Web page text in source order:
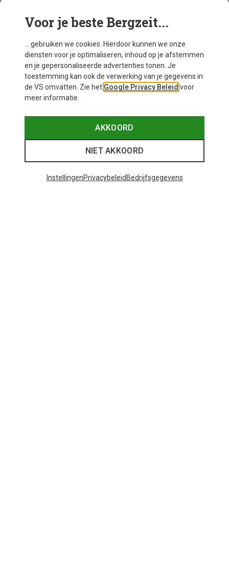
Mogelijk interessant voor je
Voor je beste Bergzeit...
... gebruiken we cookies. Hierdoor kunnen we onze
diensten voor je optimaliseren, inhoud op je afstemmen
en je gepersonaliseerde advertenties tonen. Je
toestemming kan ook de verwerking van je gegevens in
de VS omvatten. Zie het Google Privacy Beleid voor
meer informatie.
AKKOORD
NIET AKKOORD
InstellingenPrivacybeleid Bedrijfsgegevens